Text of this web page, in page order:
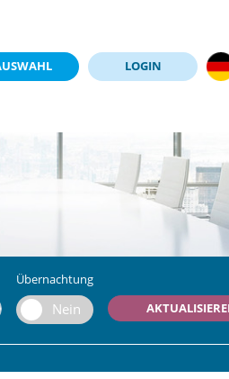
LOGIN
Übernachtung